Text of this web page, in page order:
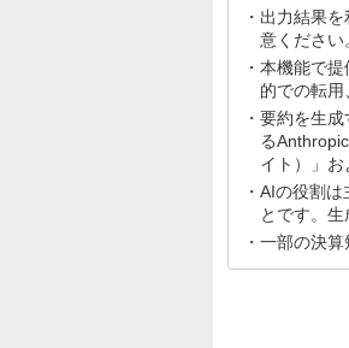
出力結果
意ください
本機能で提
的での転用
要約を生成
る
イト）」お
AIの役割は
とです。
一部の決算